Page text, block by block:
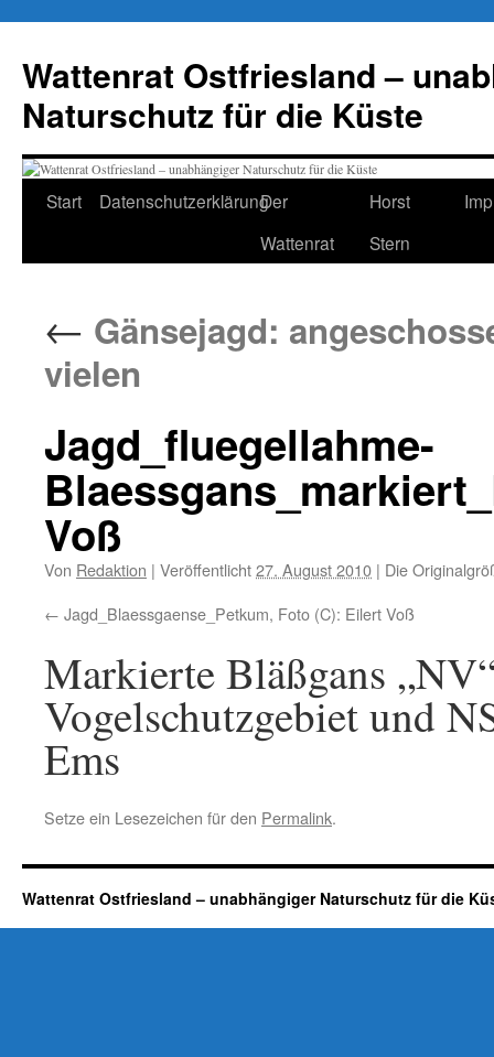
springen
Wattenrat Ostfriesland –
Naturschutz für die Küste
Start DatenschutzerklärungDer
Wattenrat
Horst
Stern
← Gänsejagd:
vielen
Jagd_fluegellahme-
Voß
Von Redaktion | Veröffentlicht27. August 2010 | Die
Jagd_Blaessgaense_Petkum, Foto (C): Eilert Voß
Markierte Bläßgans
Vogelschutzgebiet und
Ems
Setze ein Lesezeichen für den Permalink.
Wattenrat Ostfriesland – unabhängiger Naturschutz für die